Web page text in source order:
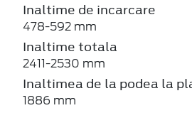
Inaltime de incarcare
478-592 mm
Inaltime totala
2411-2530 mm
Inaltimea de la podea la
1886 mm